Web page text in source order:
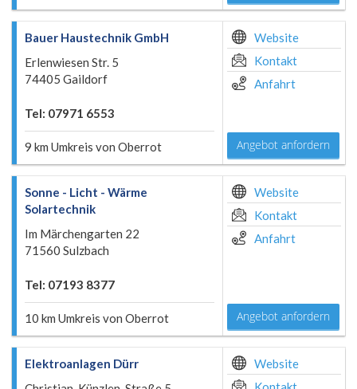
Bauer Haustechnik GmbH
Erlenwiesen Str. 5
74405 Gaildorf
Tel: 07971 6553
9 km Umkreis von Oberrot
Website
Kontakt
Anfahrt
Angebot anfordern
Sonne - Licht - Wärme
Solartechnik
Im Märchengarten 22
71560 Sulzbach
Tel: 07193 8377
10 km Umkreis von Oberrot
Website
Kontakt
Anfahrt
Angebot anfordern
Elektroanlagen Dürr
Website